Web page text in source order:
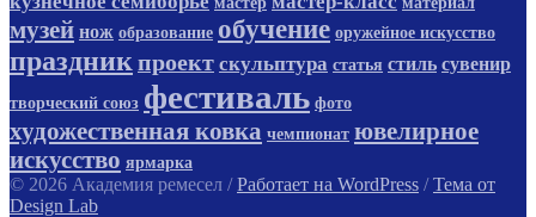
музей нож образование обучение оружейное искусство
праздник проект скульптура статья стиль сувенир
творческий союз фестиваль фото
художественная ковка чемпионат ювелирное
искусство ярмарка
© 2026 Академия ремесел / Работает на WordPress / Тема от
Design Lab